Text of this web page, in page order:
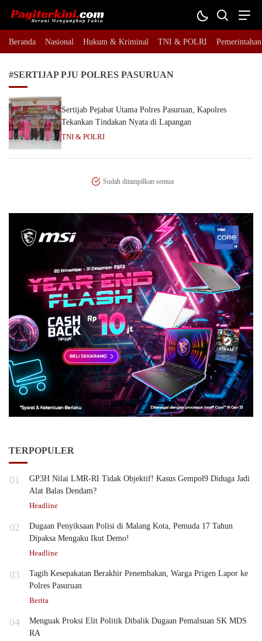
Pagiterkini.com
Berani Mengungkap Fakta
Beranda Nasional Hukum & Kriminal TNI & POLRI Pemerintahan
#SERTIJAP PJU POLRES PASURUAN
Sertijab Pejabat Utama Polres Pasuruan, Kapolres
Tekankan Tindakan Nyata di Lapangan
TNI & POLRI
Sudah ditampilkan semua
TERPOPULER
01
GP3H Nilai LMR-RI Tidak Objektif! Kasus Gempol9 Diduga Jadi
Alat Balas Dendam?
Headline
02
Dugaan Penyiksaan Polisi di Malang Kota, Pemuda 17 Tahun
Dipaksa Mengaku Ikut Demo!
Headline
03
Tagih Kesepakatan Berakhir Penembakan, Warga Prigen Lapor ke
Polres Pasuruan
Berita
04
Menguak Proksi Elit Politik Dibalik Dugaan Pemalsuan SK MDS
RA